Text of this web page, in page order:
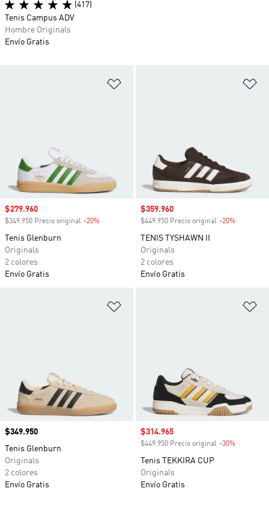
Precio de venta
$279.960
$349.950 Precio original -20%
Tenis Glenburn
Originals
2 colores
Envío Gratis
Precio de venta
$359.960
$449.950 Precio original -20%
TENIS TYSHAWN II
Originals
2 colores
Envío Gratis
Precio
$349.950
Tenis Glenburn
Originals
2 colores
Envío Gratis
Precio de venta
$314.965
$449.950 Precio original -30%
Tenis TEKKIRA CUP
Originals
Envío Gratis
(417)
Tenis Campus ADV
Hombre Originals
Envío Gratis